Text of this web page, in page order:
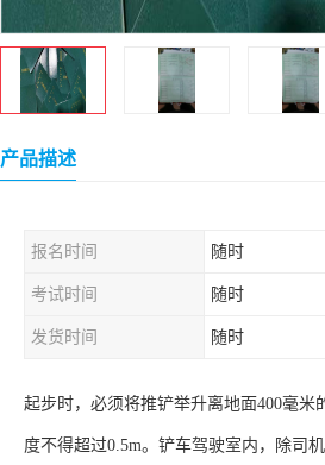
产品描述
报名时间 随时
考试时间 随时
发货时间 随时
起步时，必须将推铲举升离地面400毫
度不得超过0.5m。铲车驾驶室内，除司